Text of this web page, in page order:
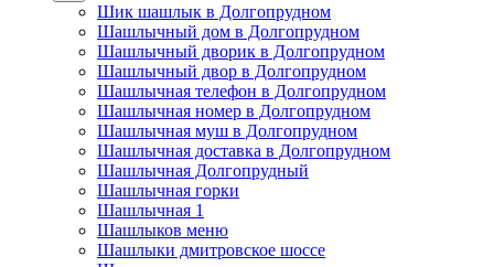
Шик шашлык в Долгопрудном
Шашлычный дом в Долгопрудном
Шашлычный дворик в Долгопрудном
Шашлычный двор в Долгопрудном
Шашлычная телефон в Долгопрудном
Шашлычная номер в Долгопрудном
Шашлычная муш в Долгопрудном
Шашлычная доставка в Долгопрудном
Шашлычная Долгопрудный
Шашлычная горки
Шашлычная 1
Шашлыков меню
Шашлыки дмитровское шоссе